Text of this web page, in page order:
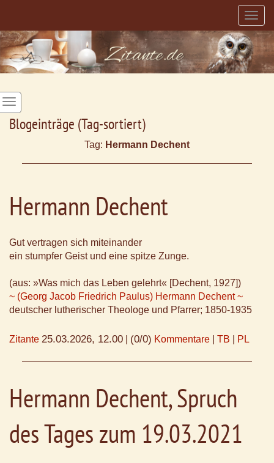
Blogeinträge (Tag-sortiert)
Tag: Hermann Dechent
Hermann Dechent
Gut vertragen sich miteinander
ein stumpfer Geist und eine spitze Zunge.
(aus: »Was mich das Leben gelehrt« [Dechent, 1927])
~ (Georg Jacob Friedrich Paulus) Hermann Dechent ~
deutscher lutherischer Theologe und Pfarrer; 1850-1935
Zitante 25.03.2026, 12.00 (0/0) Kommentare TB PL
Hermann Dechent, Spruch
des Tages zum 19.03.2021